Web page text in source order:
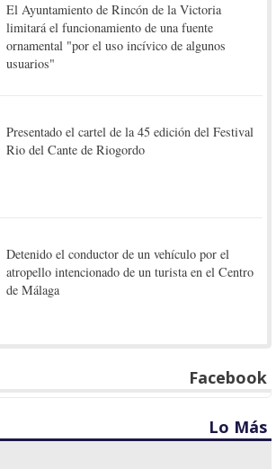
El Ayuntamiento de Rincón de la Victoria
limitará el funcionamiento de una fuente
ornamental "por el uso incívico de algunos
usuarios"
Presentado el cartel de la 45 edición del Festival
Rio del Cante de Riogordo
Detenido el conductor de un vehículo por el
atropello intencionado de un turista en el Centro
de Málaga
Facebook
Lo Más